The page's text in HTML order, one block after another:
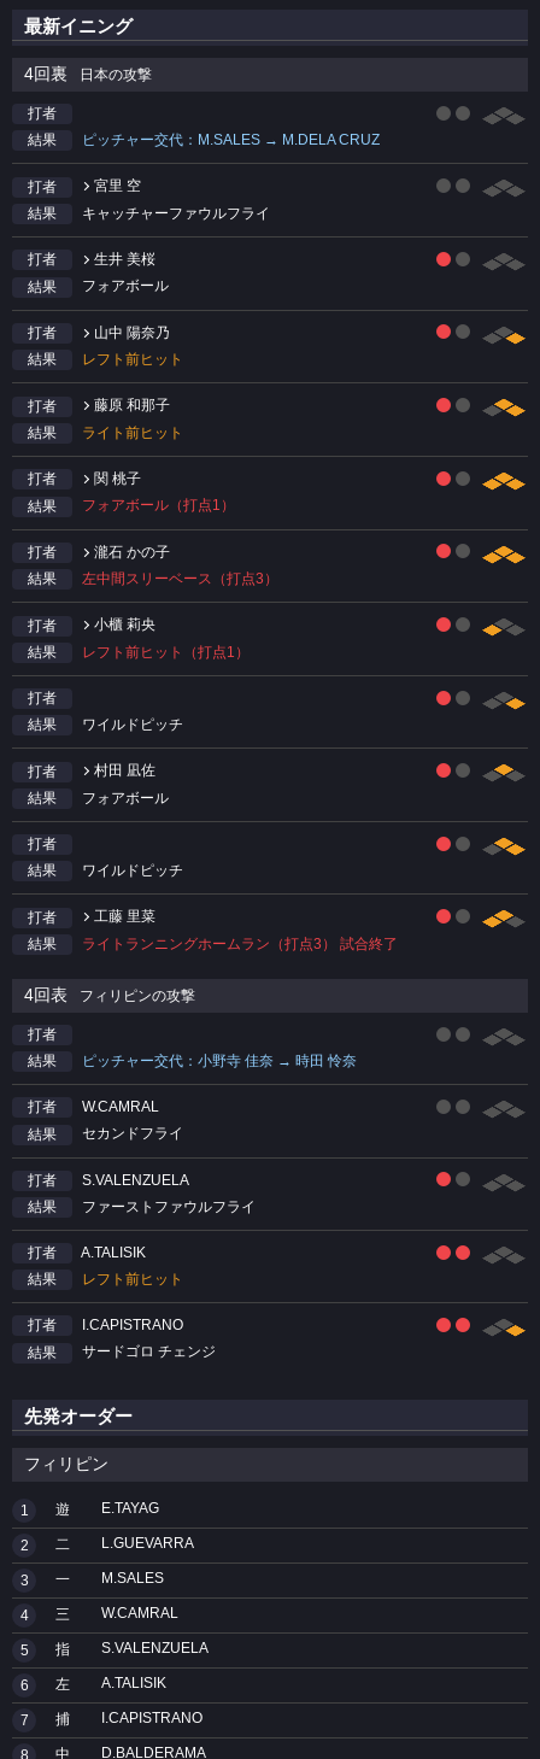
最新イニング
4回裏 日本の攻撃
打者
結果
ピッチャー交代：M.SALES → M.DELA CRUZ
打者
宮里 空
結果
キャッチャーファウルフライ
打者
生井 美桜
結果
フォアボール
打者
山中 陽奈乃
結果
レフト前ヒット
打者
藤原 和那子
結果
ライト前ヒット
打者
関 桃子
結果
フォアボール（打点1）
打者
瀧石 かの子
結果
左中間スリーベース（打点3）
打者
小櫃 莉央
結果
レフト前ヒット（打点1）
打者
結果
ワイルドピッチ
打者
村田 凪佐
結果
フォアボール
打者
結果
ワイルドピッチ
打者
工藤 里菜
結果
ライトランニングホームラン（打点3） 試合終了
4回表 フィリピンの攻撃
打者
結果
ピッチャー交代：小野寺 佳奈 → 時田 怜奈
打者
W.CAMRAL
結果
セカンドフライ
打者
S.VALENZUELA
結果
ファーストファウルフライ
打者
A.TALISIK
結果
レフト前ヒット
打者
I.CAPISTRANO
結果
サードゴロ チェンジ
先発オーダー
フィリピン
1 遊 E.TAYAG
2 二 L.GUEVARRA
3 一 M.SALES
4 三 W.CAMRAL
5 指 S.VALENZUELA
6 左 A.TALISIK
7 捕 I.CAPISTRANO
8 中 D.BALDERAMA